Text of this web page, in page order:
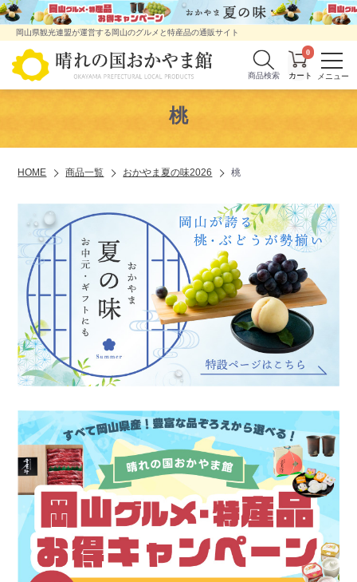
岡山県観光連盟が運営する岡山のグルメと特産品の通販サイト
商品検索
0
桃
HOME 商品一覧 おかやま夏の味2026 桃